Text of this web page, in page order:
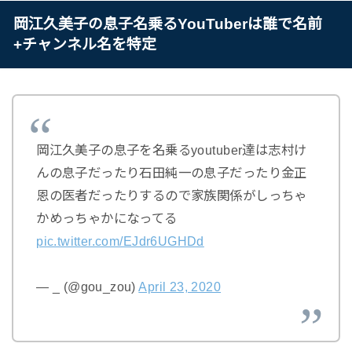
岡江久美子の息子名乗るYouTuberは誰で名前
+チャンネル名を特定
岡江久美子の息子を名乗るyoutuber達は志村け
んの息子だったり石田純一の息子だったり金正
恩の医者だったりするので家族関係がしっちゃ
かめっちゃかになってる
pic.twitter.com/EJdr6UGHDd
— _ (@gou_zou) April 23, 2020